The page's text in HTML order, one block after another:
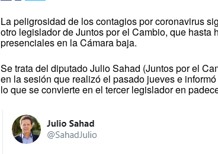
La peligrosidad de los contagios por coronavirus
otro legislador de Juntos por el Cambio, que hasta
presenciales en la Cámara baja.
Se trata del diputado Julio Sahad (Juntos por el
en la sesión que realizó el pasado jueves e
lo que se convierte en el tercer legislador en